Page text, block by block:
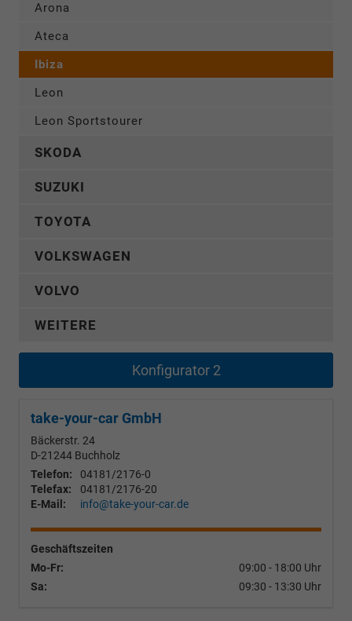
Arona
Ateca
Ibiza
Leon
Leon Sportstourer
SKODA
SUZUKI
TOYOTA
VOLKSWAGEN
VOLVO
WEITERE
Konfigurator 2
take-your-car GmbH
Bäckerstr. 24
D-21244 Buchholz
Telefon:
04181/2176-0
Telefax:
04181/2176-20
E-Mail:
info@take-your-car.de
Geschäftszeiten
Mo-Fr:
09:00 - 18:00 Uhr
Sa:
09:30 - 13:30 Uhr